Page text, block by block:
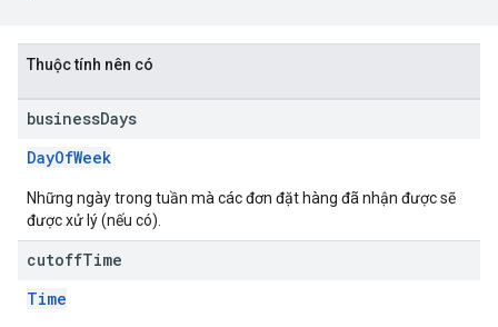
Thuộc tính nên có
businessDays
DayOfWeek
Những ngày trong tuần mà các đơn đặt hàng đã nhận được sẽ
được xử lý (nếu có).
cutoffTime
Time